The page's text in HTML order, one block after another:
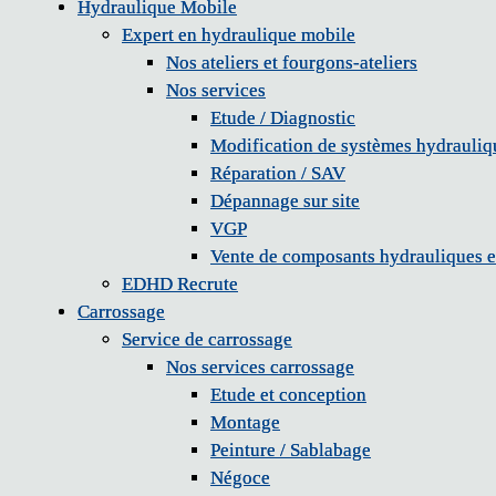
Hydraulique Mobile
Expert en hydraulique mobile
Nos ateliers et fourgons-ateliers
Nos services
Etude / Diagnostic
Modification de systèmes
Réparation / SAV
Dépannage sur site
VGP
Vente de composants hydrauliques
EDHD Recrute
Carrossage
Service de carrossage
Nos services carrossage
Etude et conception
Montage
Peinture / Sablabage
Négoce
Hydraulique Mobile
Expert en hydraulique mobile
Nos ateliers et fourgons-ateliers
Nos services
Etude / Diagnostic
Modification de systèmes
Réparation / SAV
Dépannage sur site
VGP
Vente de composants hydrauliques
EDHD Recrute
Carrossage
Service de carrossage
Nos services carrossage
Etude et conception
Montage
Peinture / Sablabage
Négoce